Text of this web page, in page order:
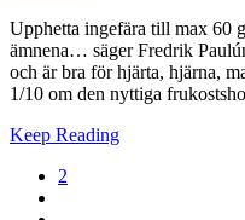
Upphetta ingefära till max 60
ämnena… säger Fredrik
och är bra för hjärta, hjärna,
1/10 om den nyttiga
Keep Reading
2